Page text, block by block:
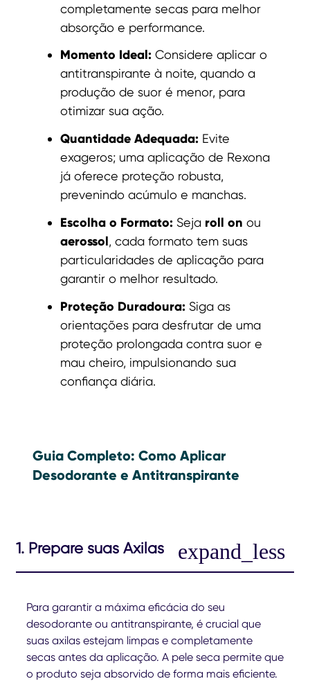
completamente secas para melhor
absorção e performance.
Momento Ideal: Considere aplicar o
antitranspirante à noite, quando a
produção de suor é menor, para
otimizar sua ação.
Quantidade Adequada: Evite
exageros; uma aplicação de Rexona
já oferece proteção robusta,
prevenindo acúmulo e manchas.
Escolha o Formato: Seja roll on ou
aerossol, cada formato tem suas
particularidades de aplicação para
garantir o melhor resultado.
Proteção Duradoura: Siga as
orientações para desfrutar de uma
proteção prolongada contra suor e
mau cheiro, impulsionando sua
confiança diária.
Guia Completo: Como Aplicar
Desodorante e Antitranspirante
1. Prepare suas Axilas
Para garantir a máxima eficácia do seu
desodorante ou antitranspirante, é crucial que
suas axilas estejam limpas e completamente
secas antes da aplicação. A pele seca permite que
o produto seja absorvido de forma mais eficiente.